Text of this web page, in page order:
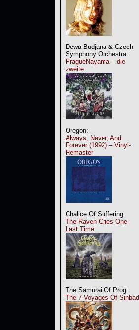
Dewa Budjana & Czech
Symphony Orchestra:
PragueNayama – die
zweite
Oregon:
Always, Never, And
Forever (1992) – Vinyl-
Remaster
Chalice Of Suffering:
The Raven Cries One
Last Time
The Samurai Of Prog:
The 7 Voyages Of Sinbad